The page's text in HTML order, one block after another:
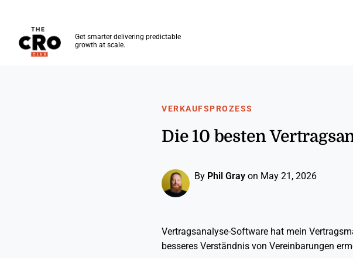
Get smarter delivering predictable
growth at scale.
VERKAUFSPROZESS
Die 10 besten
By Phil Gray on May 21, 2026
Vertragsanalyse-Software hat mein
besseres Verständnis von Vereinbarungen